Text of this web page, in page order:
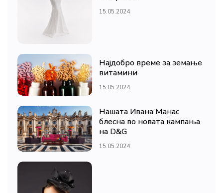
15.05.2024
Најдобро време за земање
витамини
15.05.2024
Нашата Ивана Манас
блесна во новата кампања
на D&G
15.05.2024